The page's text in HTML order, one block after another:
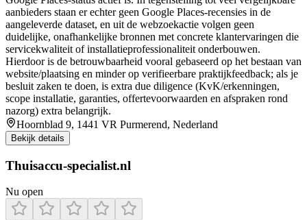
aanbieders staan er echter geen Google Places-recensies in de
aangeleverde dataset, en uit de webzoekactie volgen geen
duidelijke, onafhankelijke bronnen met concrete klantervaringen die
servicekwaliteit of installatieprofessionaliteit onderbouwen.
Hierdoor is de betrouwbaarheid vooral gebaseerd op het bestaan van
website/plaatsing en minder op verifieerbare praktijkfeedback; als je
besluit zaken te doen, is extra due diligence (KvK/erkenningen,
scope installatie, garanties, offertevoorwaarden en afspraken rond
nazorg) extra belangrijk.
Hoornblad 9, 1441 VR Purmerend, Nederland
Bekijk details
Thuisaccu-specialist.nl
Nu open